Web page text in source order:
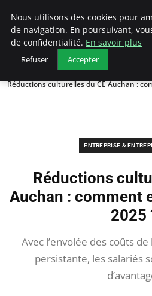
LECFCM
Accueil
Entreprise & Entrepreneuriat
Réductions culturelles du CE Auchan :
ENTREPRISE &
Réductions
Auchan : comment
2025
Avec l’envolée des coûts
persistante, les salariés
Nous utilisons des cookies pour
de navigation. En poursuivant,
de confidentialité. En savoir plus
Refuser Accepter